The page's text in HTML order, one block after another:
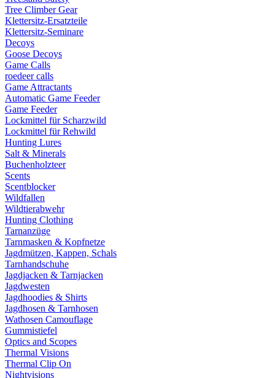
Tree Climber Gear
Klettersitz-Ersatzteile
Klettersitz-Seminare
Decoys
Goose Decoys
Game Calls
roedeer calls
Game Attractants
Automatic Game Feeder
Game Feeder
Lockmittel für Scharzwild
Lockmittel für Rehwild
Hunting Lures
Salt & Minerals
Buchenholzteer
Scents
Scentblocker
Wildfallen
Wildtierabwehr
Hunting Clothing
Tarnanzüge
Tarnmasken & Kopfnetze
Jagdmützen, Kappen, Schals
Tarnhandschuhe
Jagdjacken & Tarnjacken
Jagdwesten
Jagdhoodies & Shirts
Jagdhosen & Tarnhosen
Wathosen Camouflage
Gummistiefel
Optics and Scopes
Thermal Visions
Thermal Clip On
Nightvisions